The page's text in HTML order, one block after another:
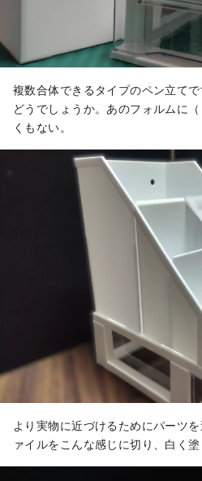
複数合体できるタイプのペン立て
どうでしょうか。あのフォルムに
くもない。
より実物に近づけるためにパーツ
ァイルをこんな感じに切り、白く塗